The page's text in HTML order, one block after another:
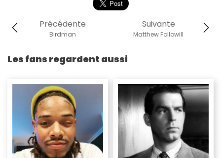
Suivante
Matthew Followill
Précédente
Birdman
Les fans regardent aussi